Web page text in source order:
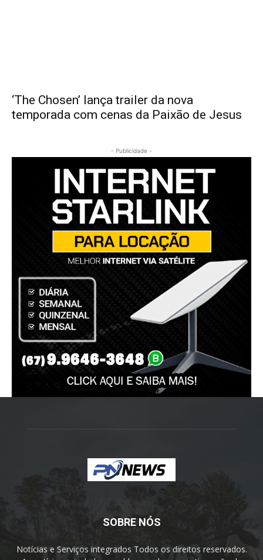
‘The Chosen’ lança trailer da nova
temporada com cenas da Paixão de Jesus
- Publicidade -
SOBRE NÓS
Notícias e Serviços integrados Todos os direitos reservados.